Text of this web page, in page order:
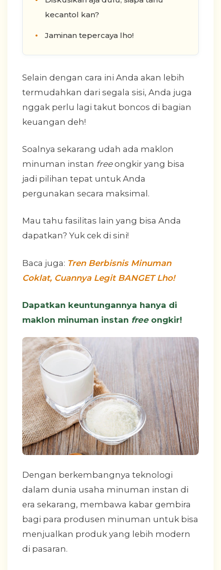
kecantol kan?
Jaminan tepercaya lho!
Selain dengan cara ini Anda akan lebih
termudahkan dari segala sisi, Anda juga
nggak perlu lagi takut boncos di bagian
keuangan deh!
Soalnya sekarang udah ada maklon
minuman instan freeongkir yang bisa
jadi pilihan tepat untuk Anda
pergunakan secara maksimal.
Mau tahu fasilitas lain yang bisa Anda
dapatkan? Yuk cek di sini!
Baca juga: Tren Berbisnis Minuman
Coklat, Cuannya Legit BANGET Lho!
Dapatkan keuntungannya hanya di
maklon minuman instan free ongkir!
Dengan berkembangnya teknologi
dalam dunia usaha minuman instan di
era sekarang, membawa kabar gembira
bagi para produsen minuman untuk bisa
menjualkan produk yang lebih modern
di pasaran.